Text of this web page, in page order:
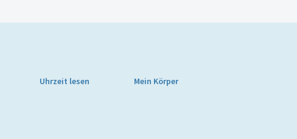
Uhrzeit lesen Mein Körper